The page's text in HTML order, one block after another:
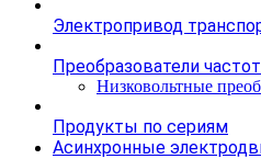
Электропривод
Преобразователи
Низковольтные
Продукты по сериям
Асинхронные